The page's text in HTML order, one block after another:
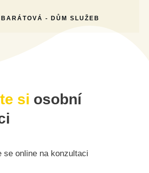
- DŮM SLUŽEB
si osobní
se online na konzultaci